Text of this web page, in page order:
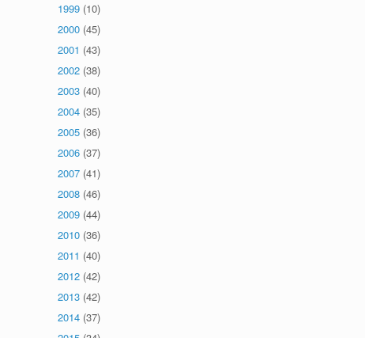
1999 (10)
2000 (45)
2001 (43)
2002 (38)
2003 (40)
2004 (35)
2005 (36)
2006 (37)
2007 (41)
2008 (46)
2009 (44)
2010 (36)
2011 (40)
2012 (42)
2013 (42)
2014 (37)